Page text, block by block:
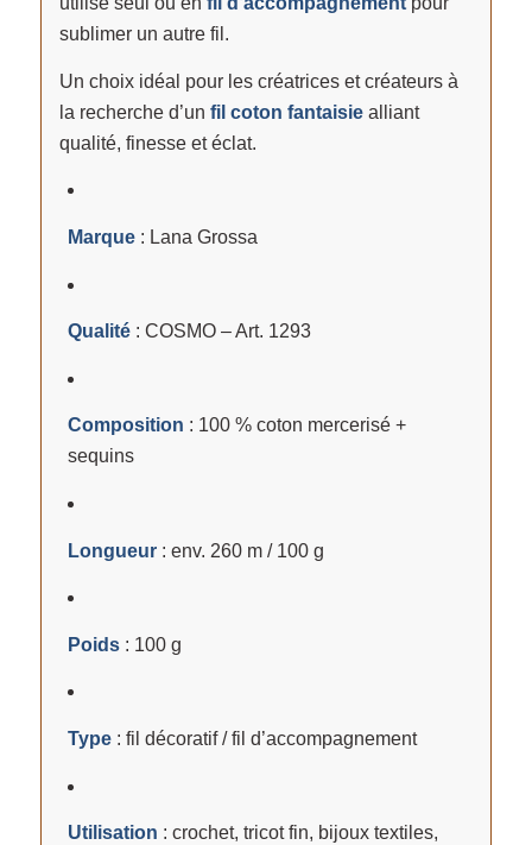
sublimer un autre fil.
Un choix idéal pour les créatrices et créateurs à
la recherche d’un fil coton fantaisiealliant
qualité, finesse et éclat.
Marque: Lana Grossa
Qualité: COSMO – Art. 1293
Composition : 100 % coton mercerisé +
sequins
Longueur: env. 260 m / 100 g
Poids: 100 g
Type: fil décoratif / fil d’accompagnement
Utilisation : crochet, tricot fin, bijoux textiles,